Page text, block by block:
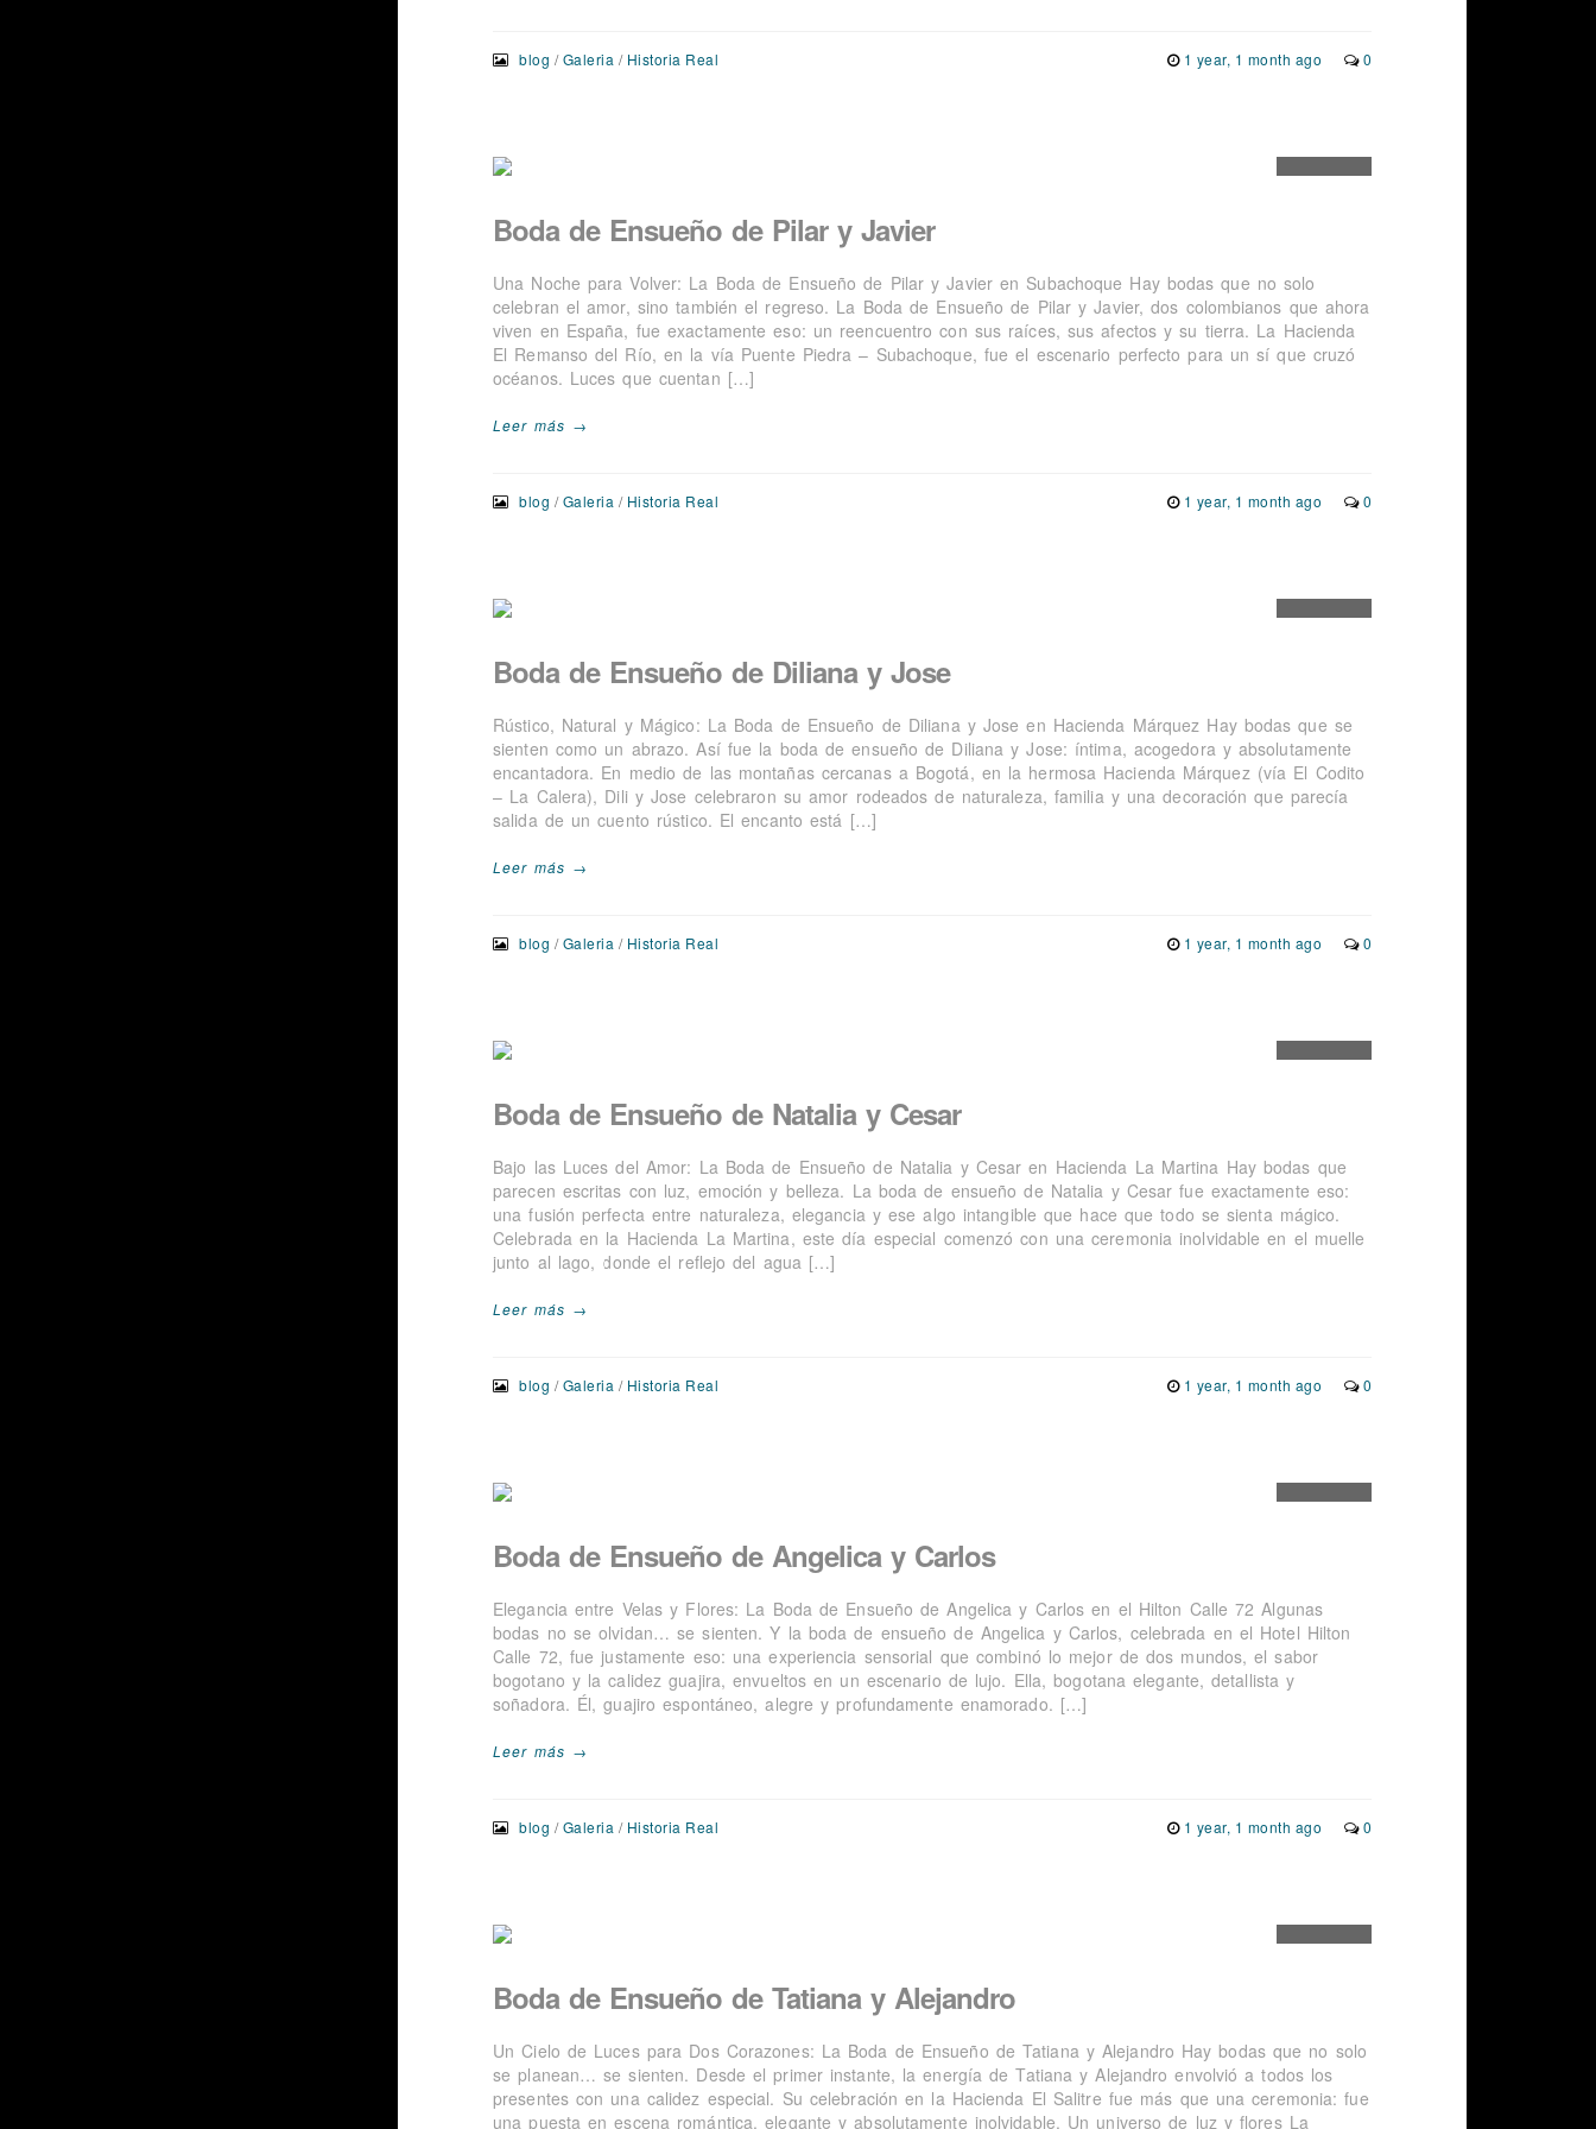
blog /Galeria / Historia Real 1 year, 1 month ago 0
Boda de Ensueño de Pilar y Javier
Una Noche para Volver: La Boda de Ensueño de Pilar y Javier en Subachoque Hay bodas que no solo
celebran el amor, sino también el regreso. La Boda de Ensueño de Pilar y Javier, dos colombianos que ahora
viven en España, fue exactamente eso: un reencuentro con sus raíces, sus afectos y su tierra. La Hacienda
El Remanso del Río, en la vía Puente Piedra – Subachoque, fue el escenario perfecto para un sí que cruzó
océanos. Luces que cuentan […]
Leer más →
blog /Galeria / Historia Real 1 year, 1 month ago 0
Boda de Ensueño de Diliana y Jose
Rústico, Natural y Mágico: La Boda de Ensueño de Diliana y Jose en Hacienda Márquez Hay bodas que se
sienten como un abrazo. Así fue la boda de ensueño de Diliana y Jose: íntima, acogedora y absolutamente
encantadora. En medio de las montañas cercanas a Bogotá, en la hermosa Hacienda Márquez (vía El Codito
– La Calera), Dili y Jose celebraron su amor rodeados de naturaleza, familia y una decoración que parecía
salida de un cuento rústico. El encanto está […]
Leer más →
blog /Galeria / Historia Real 1 year, 1 month ago 0
Boda de Ensueño de Natalia y Cesar
Bajo las Luces del Amor: La Boda de Ensueño de Natalia y Cesar en Hacienda La Martina Hay bodas que
parecen escritas con luz, emoción y belleza. La boda de ensueño de Natalia y Cesar fue exactamente eso:
una fusión perfecta entre naturaleza, elegancia y ese algo intangible que hace que todo se sienta mágico.
Celebrada en la Hacienda La Martina, este día especial comenzó con una ceremonia inolvidable en el muelle
junto al lago, donde el reflejo del agua […]
Leer más →
blog /Galeria / Historia Real 1 year, 1 month ago 0
Boda de Ensueño de Angelica y Carlos
Elegancia entre Velas y Flores: La Boda de Ensueño de Angelica y Carlos en el Hilton Calle 72 Algunas
bodas no se olvidan… se sienten. Y la boda de ensueño de Angelica y Carlos, celebrada en el Hotel Hilton
Calle 72, fue justamente eso: una experiencia sensorial que combinó lo mejor de dos mundos, el sabor
bogotano y la calidez guajira, envueltos en un escenario de lujo. Ella, bogotana elegante, detallista y
soñadora. Él, guajiro espontáneo, alegre y profundamente enamorado. […]
Leer más →
blog /Galeria / Historia Real 1 year, 1 month ago 0
Boda de Ensueño de Tatiana y Alejandro
Un Cielo de Luces para Dos Corazones: La Boda de Ensueño de Tatiana y Alejandro Hay bodas que no solo
se planean… se sienten. Desde el primer instante, la energía de Tatiana y Alejandro envolvió a todos los
presentes con una calidez especial. Su celebración en la Hacienda El Salitre fue más que una ceremonia: fue
una puesta en escena romántica, elegante y absolutamente inolvidable. Un universo de luz y flores La